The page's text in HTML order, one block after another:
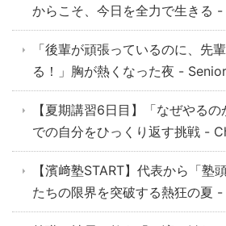
からこそ、今日を全力で生きる
「後輩が頑張っているのに、先
る！」胸が熱くなった夜 -
【夏期講習6日目】「なぜやる
での自分をひっくり返す挑戦 -
【濱﨑塾START】代表から「塾
たちの限界を突破する熱狂の夏